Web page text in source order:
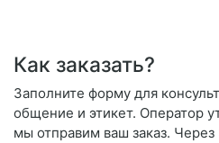
Как заказать?
Заполните форму для
общение и этикет. Оператор
мы отправим ваш заказ.